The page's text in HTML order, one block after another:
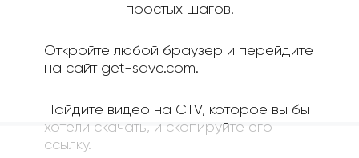
простых шагов!
Откройте любой браузер и перейдите
на сайт get-save.com.
Найдите видео на CTV, которое вы бы
хотели скачать, и скопируйте его
ссылку.